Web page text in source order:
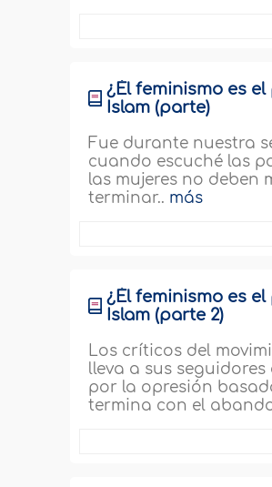
¿Él feminismo es
Islam (parte)
Fue durante nuestra
cuando escuché las
las mujeres no deben
terminar.. más
¿Él feminismo es
Islam (parte 2)
Los críticos del
lleva a sus
por la opresión
termina con el